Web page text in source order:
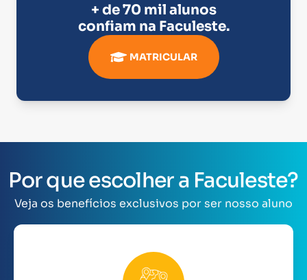
+ de 70 mil alunos
confiam na Faculeste.
MATRICULAR
Por que escolher a Faculeste?
Veja os benefícios exclusivos por ser nosso aluno